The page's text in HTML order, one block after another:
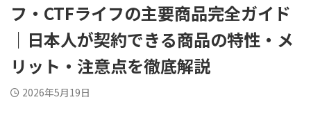
フ・CTFライフの主要商品完全ガイド
｜日本人が契約できる商品の特性・メ
リット・注意点を徹底解説
2026年5月19日